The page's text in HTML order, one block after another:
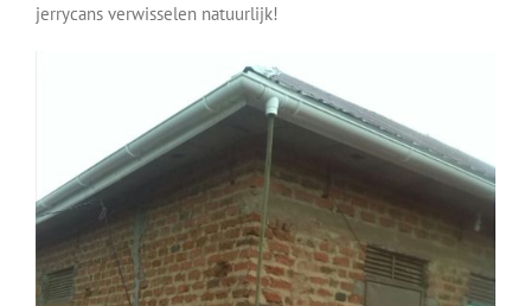
Sponsoring
Contact
jerrycans verwisselen natuurlijk!